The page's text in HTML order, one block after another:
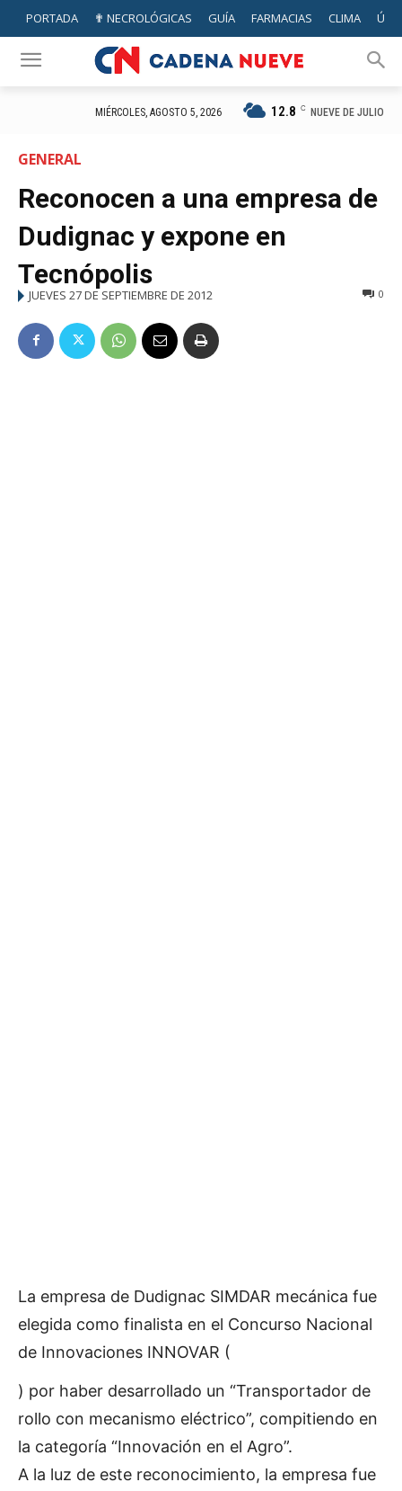
PORTADA ✟ NECROLÓGICAS GUÍA FARMACIAS CLIMA
MIÉRCOLES, AGOSTO 5, 2026 12.8 C NUEVE DE JULIO
GENERAL
Reconocen a una empresa de
Dudignac y expone en
Tecnópolis
JUEVES 27 DE SEPTIEMBRE DE 2012 0
La empresa de Dudignac SIMDAR mecánica fue
elegida como finalista en el Concurso Nacional
de Innovaciones INNOVAR (
) por haber desarrollado un “Transportador de
rollo con mecanismo eléctrico”, compitiendo en
la categoría “Innovación en el Agro”.
A la luz de este reconocimiento, la empresa fue